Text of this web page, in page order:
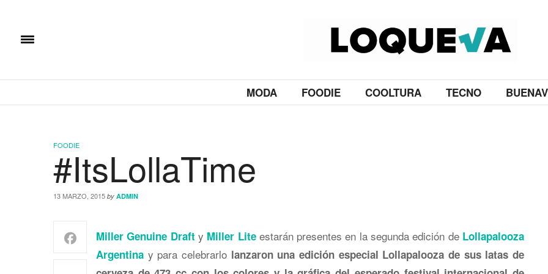
MODA FOODIE COOLTURA TECNO
FOODIE
#ItsLollaTime
13 MARZO, 2015 by ADMIN
Miller Genuine Draft y Miller Liteestarán presentes en la segunda edición de Lollapalooza
Argentina y para celebrarlo lanzaron una edición especial Lollapalooza de sus latas de